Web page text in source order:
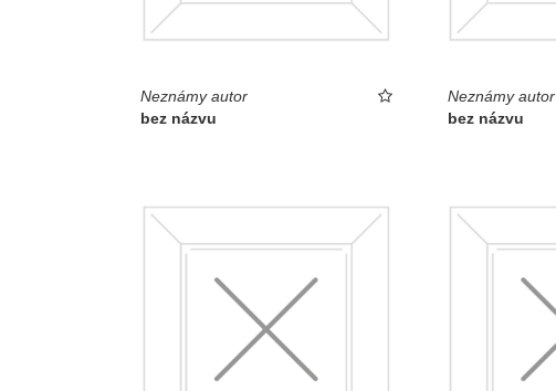
Neznámy autor
bez názvu
Neznámy autor
bez názvu